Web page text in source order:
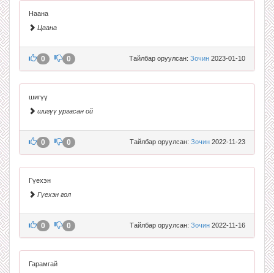
Наана
Цаана
Тайлбар оруулсан: Зочин 2023-01-10
0 0
шигүү
шигүү ургасан ой
Тайлбар оруулсан: Зочин 2022-11-23
0 0
Гүехэн
Гүехэн гол
Тайлбар оруулсан: Зочин 2022-11-16
0 0
Гарамгай